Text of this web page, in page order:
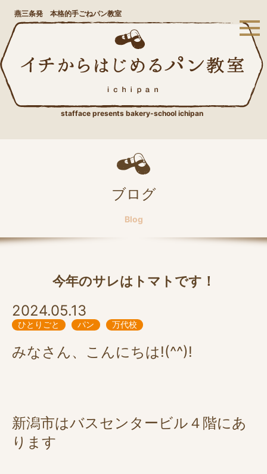
燕三条発 本格的手ごねパン教室
stafface presents bakery-school ichipan
ブログ
Blog
今年のサレはトマトです！
2024.05.13
ひとりごと パン 万代校
みなさん、こんにちは!(^^)!
新潟市はバスセンタービル４階にあ
ります